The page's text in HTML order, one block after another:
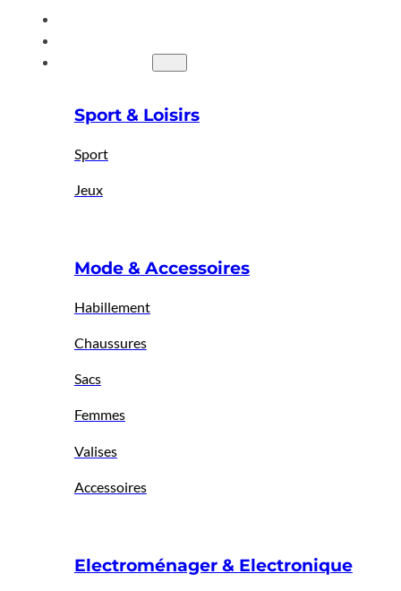
Sport & Loisirs
Sport
Jeux
Mode & Accessoires
Habillement
Chaussures
Sacs
Femmes
Valises
Accessoires
Electroménager & Electronique